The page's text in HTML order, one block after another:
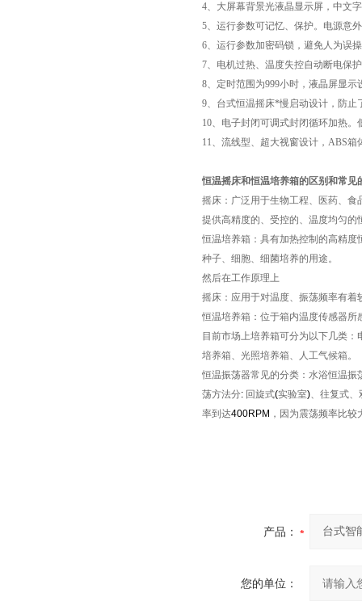
4、大屏幕背景光液晶显示屏，中文
5、运行参数可记忆、保护。电源意
6、运行参数加密码锁，避免人为误
7、电机过热、温度失控自动断电保
8、定时范围为999小时，液晶屏显示
9、台式恒温摇床*慢启动设计，防
10、电子封闭可调式封闭循环加热
11、流线型、超大视窗设计，ABS
恒温摇床和恒温培养箱的区别和常见
摇床：广泛用于生物工程、医药、
提供高精度的、受控的、温度均匀
恒温培养箱：具有加热控制的高精度
种子、细胞、细菌培养的用途。
然后在工作原理上
摇床：应用于对温度、振荡频率有
恒温培养箱：位于箱内温度传感器
目前市场上培养箱可分为以下几类
培养箱、光照培养箱、人工气候箱。
恒温振荡器常见的分类：水浴恒温
荡方法分: 回旋式(实验室)、往复式、
率到达400RPM ，因为震荡频率比
产品：
您的单位：